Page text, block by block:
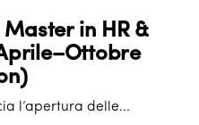
in HR &
l’apertura delle...